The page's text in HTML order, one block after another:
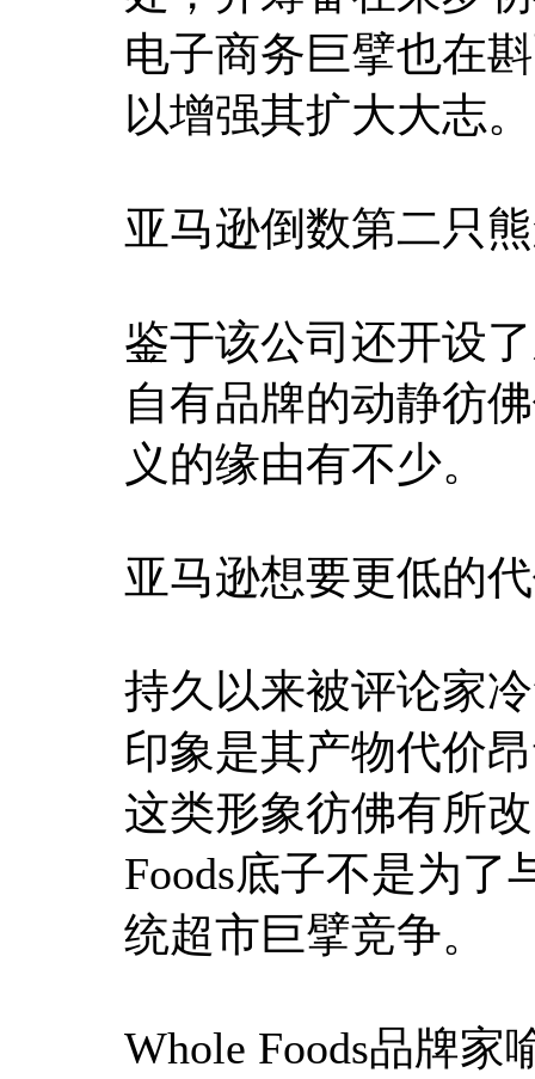
电子商务巨擘也在
以增强其扩大大志。
亚马逊倒数第二只
鉴于该公司还开设
自有品牌的动静彷
义的缘由有不少。
亚马逊想要更低的
持久以来被评论家
印象是其产物代价
这类形象彷佛有所
Foods底子不是为
统超市巨擘竞争。
Whole Foods品牌